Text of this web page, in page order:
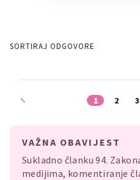
SORTIRAJ ODGOVORE
1 2 3
VAŽNA OBAVIJEST
Sukladno članku 94.
medijima, komentiranje